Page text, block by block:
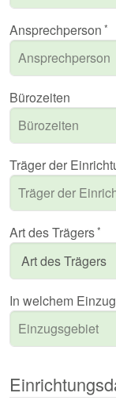
Ansprechperson
Bürozeiten
Träger der
Art des Trägers
In welchem